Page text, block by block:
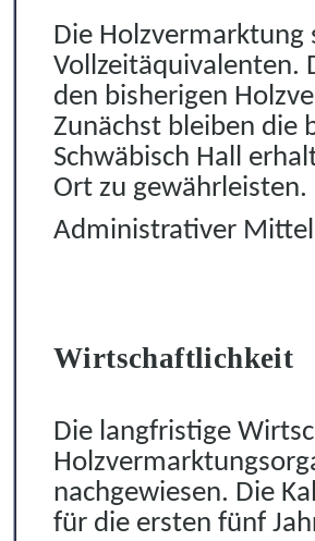
Die
Vollzeitäquivalenten.
den bisherigen
Zunächst bleiben die
Schwäbisch Hall
Ort zu gewährleisten.
Administrativer
Wirtschaftlichkeit
Die langfristige
nachgewiesen. Die
für die ersten fünf